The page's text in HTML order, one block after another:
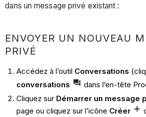
dans un message privé existant :
ENVOYER UN NOUVEAU
PRIVÉ
Accédez à l’outil Conversations
conversations
dans l’en-tête
Cliquez sur Démarrer un message
page ou cliquez sur l’icône Créer